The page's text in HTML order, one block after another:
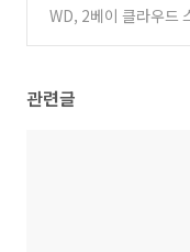
(0)
WD, 2베이 클라우드
관련글